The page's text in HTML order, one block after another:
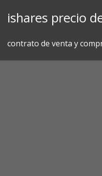
ishares precio
contrato de venta y